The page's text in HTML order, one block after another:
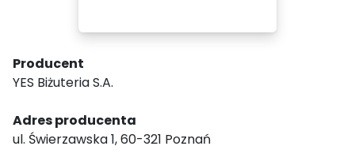
Producent
YES Biżuteria S.A.
Adres producenta
ul. Świerzawska 1, 60-321 Poznań